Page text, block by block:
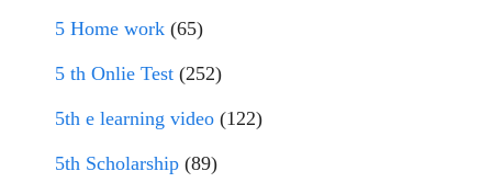
5 Home work (65)
5 th Onlie Test (252)
5th e learning video (122)
5th Scholarship (89)